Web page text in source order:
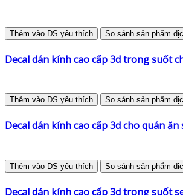
Thêm vào DS yêu thích So sánh sản phẩm
Decal dán kính cao cấp 3d trong suốt
Thêm vào DS yêu thích So sánh sản phẩm
Decal dán kính cao cấp 3d cho quán ăn
Thêm vào DS yêu thích So sánh sản phẩm
Decal dán kính cao cấp 3d trong suốt